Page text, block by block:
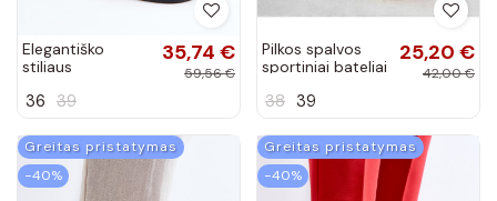
Elegantiško
stiliaus
basutės su
juodos spalvos
S.Barski
35,74 €
59,56 €
36 39
Pilkos spalvos
sportiniai bateliai
25,20 €
42,00 €
38 39
Greitas pristatymas
−40%
Greitas pristatymas
−40%